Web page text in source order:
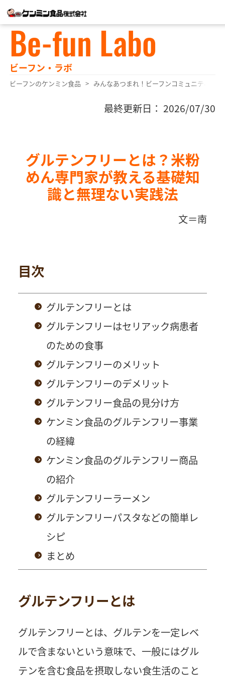
Be-fun Labo
ビーフン・ラボ
ビーフンのケンミン食品 みんなあつまれ！ビーフンコミュニティ
最終更新日： 2026/07/30
グルテンフリーとは？米粉
めん専門家が教える基礎知
識と無理ない実践法
文＝南
目次
グルテンフリーとは
グルテンフリーはセリアック病患者
のための食事
グルテンフリーのメリット
グルテンフリーのデメリット
グルテンフリー食品の見分け方
ケンミン食品のグルテンフリー事業
の経緯
ケンミン食品のグルテンフリー商品
の紹介
グルテンフリーラーメン
グルテンフリーパスタなどの簡単レ
シピ
まとめ
グルテンフリーとは
グルテンフリーとは、グルテンを一定レベ
ルで含まないという意味で、一般にはグル
テンを含む食品を摂取しない食生活のこと